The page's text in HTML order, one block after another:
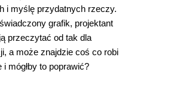
i myślę przydatnych rzeczy.
grafik, projektant
przeczytać od tak dla
a może znajdzie coś co robi
i mógłby to poprawić?